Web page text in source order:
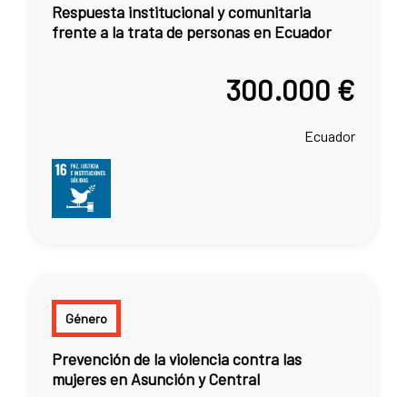
Respuesta institucional y comunitaria
frente a la trata de personas en Ecuador
300.000 €
Ecuador
Género
Prevención de la violencia contra las
mujeres en Asunción y Central